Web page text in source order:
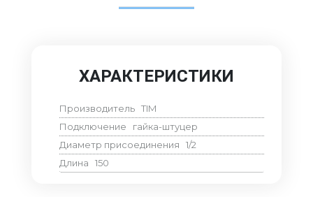
ХАРАКТЕРИСТИКИ
Производитель TIM
Подключение
гайка-штуцер
Диаметр присоединения
1/2
Длина
150